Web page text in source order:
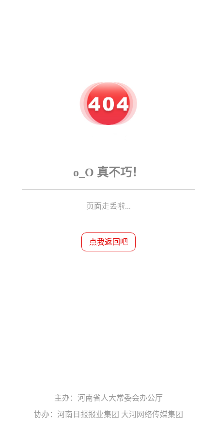
o_O 真不巧！
页面走丢啦...
点我返回吧
主办：河南省人大常委会办公厅
协办：河南日报报业集团 大河网络传媒集团